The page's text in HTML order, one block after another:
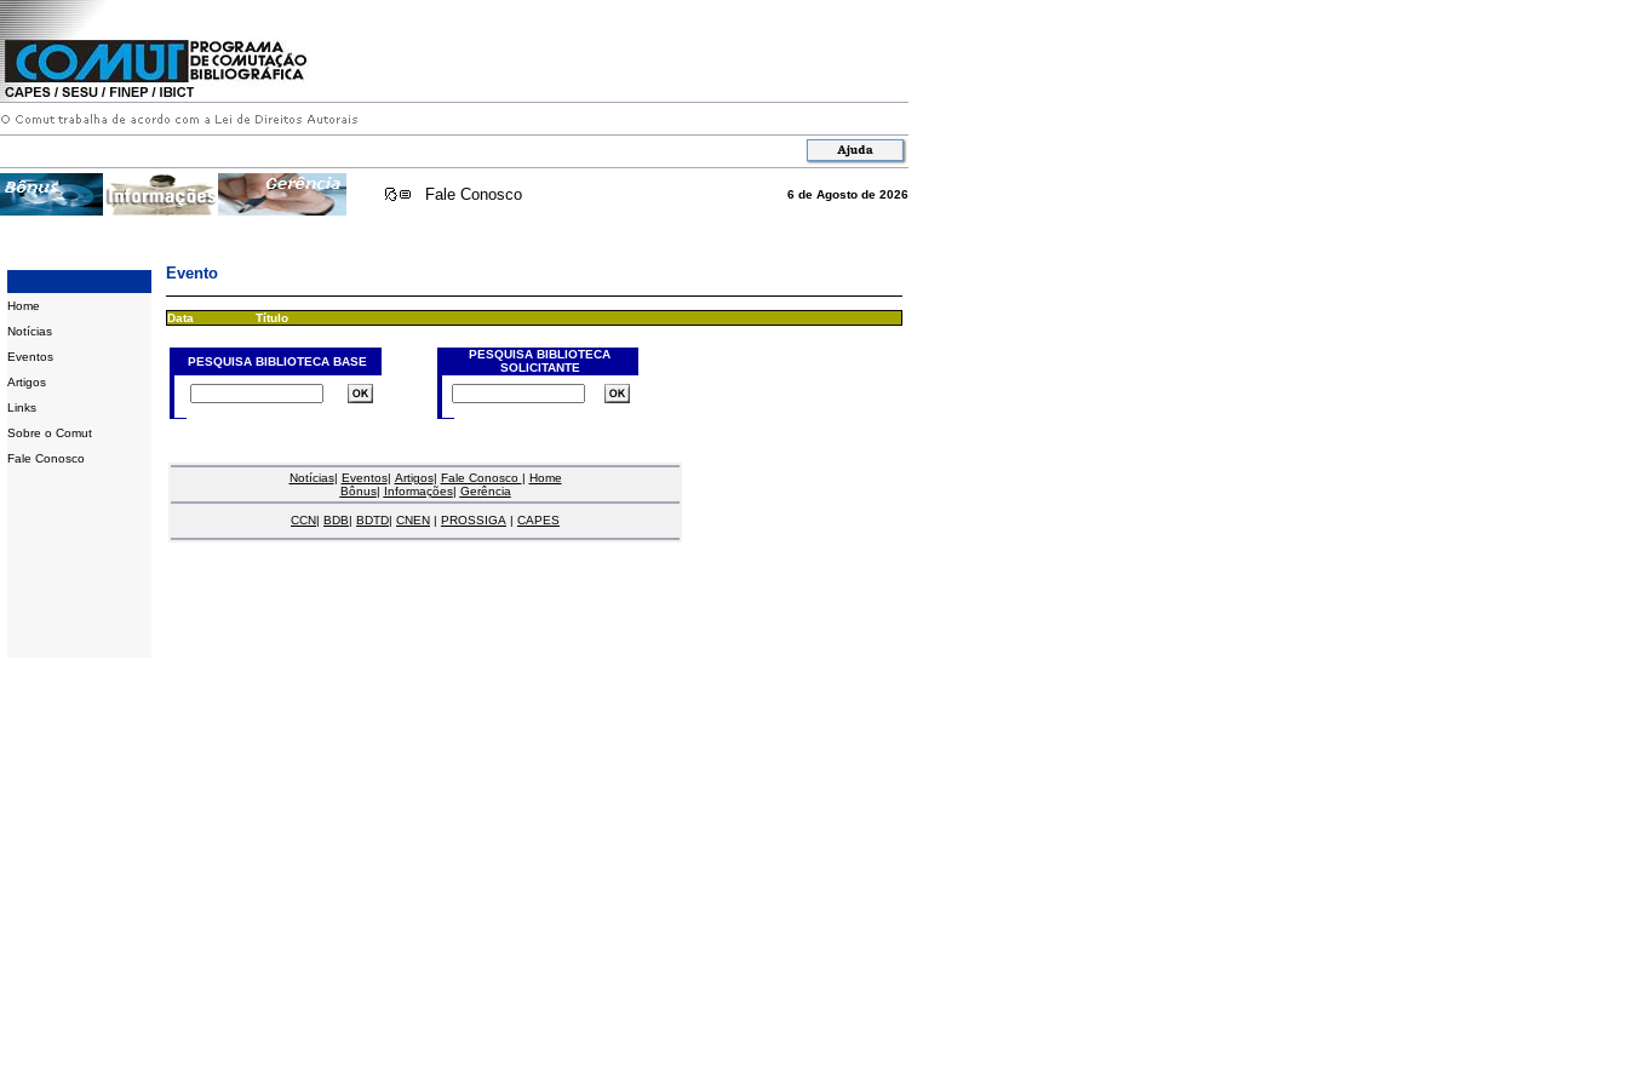
Fale Conosco 6 de Agosto de 2026
Home
Notícias
Eventos
Artigos
Links
Sobre o Comut
Fale Conosco
Evento
Data Título
PESQUISA BIBLIOTECA BASE
PESQUISA BIBLIOTECA
SOLICITANTE
Notícias| Eventos| Artigos| Fale Conosco | Home
Bônus| Informações| Gerência
CCN| BDB| BDTD| CNEN | PROSSIGA | CAPES